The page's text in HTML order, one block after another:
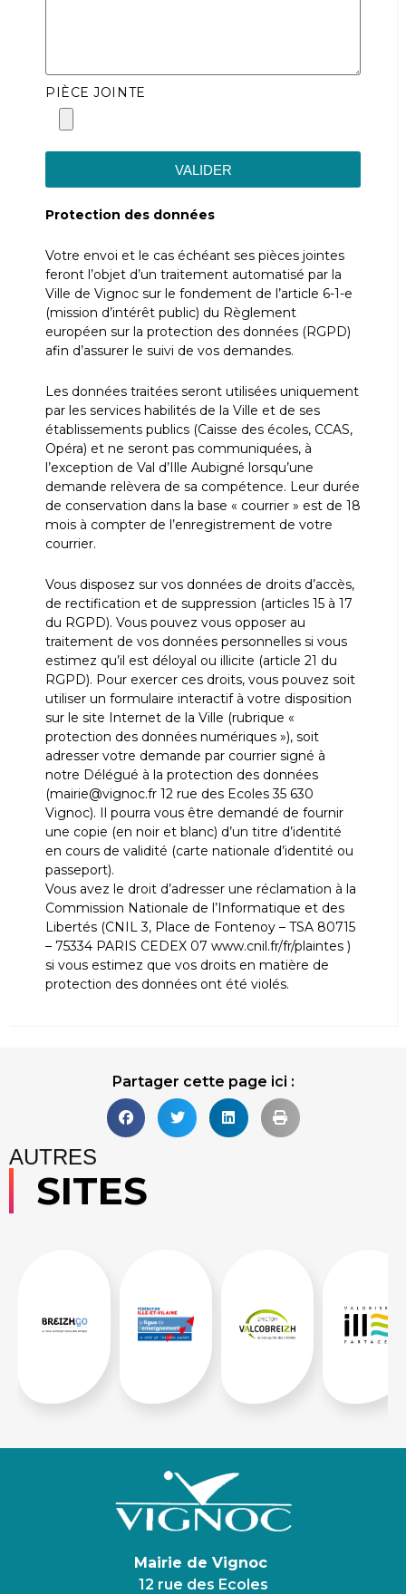
PIÈCE JOINTE
VALIDER
Protection des données
Votre envoi et le cas échéant ses pièces jointes
feront l’objet d’un traitement automatisé par la
Ville de Vignoc sur le fondement de l’article 6-1-e
(mission d’intérêt public) du Règlement
européen sur la protection des données (RGPD)
afin d’assurer le suivi de vos demandes.
Les données traitées seront utilisées uniquement
par les services habilités de la Ville et de ses
établissements publics (Caisse des écoles, CCAS,
Opéra) et ne seront pas communiquées, à
l’exception de Val d’Ille Aubigné lorsqu’une
demande relèvera de sa compétence. Leur durée
de conservation dans la base « courrier » est de 18
mois à compter de l’enregistrement de votre
courrier.
Vous disposez sur vos données de droits d’accès,
de rectification et de suppression (articles 15 à 17
du RGPD). Vous pouvez vous opposer au
traitement de vos données personnelles si vous
estimez qu’il est déloyal ou illicite (article 21 du
RGPD). Pour exercer ces droits, vous pouvez soit
utiliser un formulaire interactif à votre disposition
sur le site Internet de la Ville (rubrique «
protection des données numériques »), soit
adresser votre demande par courrier signé à
notre Délégué à la protection des données
(mairie@vignoc.fr 12 rue des Ecoles 35 630
Vignoc). Il pourra vous être demandé de fournir
une copie (en noir et blanc) d’un titre d’identité
en cours de validité (carte nationale d’identité ou
passeport).
Vous avez le droit d’adresser une réclamation à la
Commission Nationale de l’Informatique et des
Libertés (CNIL 3, Place de Fontenoy – TSA 80715
– 75334 PARIS CEDEX 07 www.cnil.fr/fr/plaintes )
si vous estimez que vos droits en matière de
protection des données ont été violés.
Partager cette page ici :
AUTRES
SITES
Mairie de Vignoc
12 rue des Ecoles